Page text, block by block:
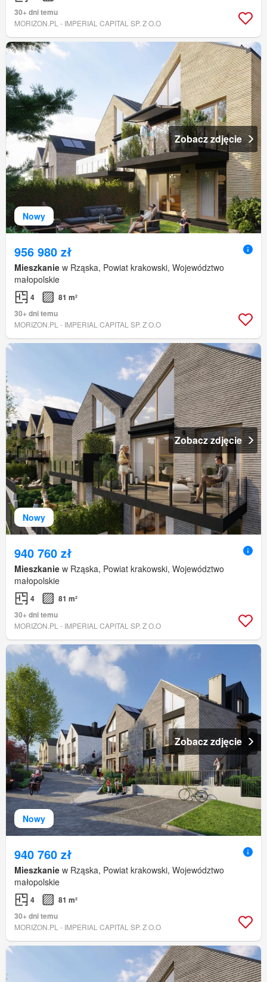
30+ dni temu
MORIZON.PL - IMPERIAL CAPITAL SP. Z O.O
Nowy
Zobacz zdjęcie
956 980 zł
Mieszkanie w Rząska, Powiat krakowski, Województwo
małopolskie
4
81 m²
30+ dni temu
MORIZON.PL - IMPERIAL CAPITAL SP. Z O.O
Nowy
Zobacz zdjęcie
940 760 zł
Mieszkanie w Rząska, Powiat krakowski, Województwo
małopolskie
4
81 m²
30+ dni temu
MORIZON.PL - IMPERIAL CAPITAL SP. Z O.O
Nowy
Zobacz zdjęcie
940 760 zł
Mieszkanie w Rząska, Powiat krakowski, Województwo
małopolskie
4
81 m²
30+ dni temu
MORIZON.PL - IMPERIAL CAPITAL SP. Z O.O